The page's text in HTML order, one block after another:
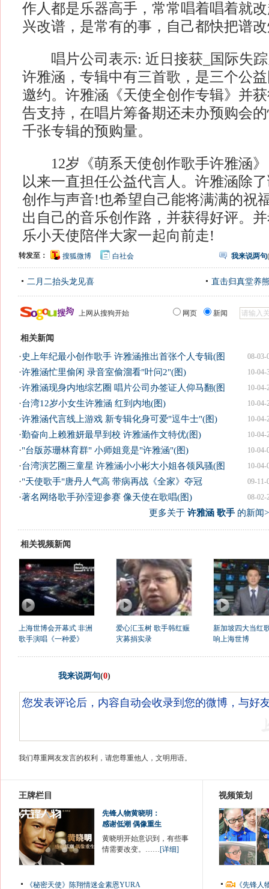
作人都是乐器高手，常常唱着唱着就
兴改谱，是常有的事，自己都快把谱
唱片公司表示: 近日接获_国际失踪
许雅涵，专辑中有三首歌，是三个公
邀约。许雅涵《天使全创作专辑》并
告支持，在唱片筹备期还未办预购会
千张专辑的预购量。
12岁《萌系天使创作歌手许雅涵》
以来一直担任公益代言人。许雅涵除
创作与声音!也希望自己能将满满的祝
出自己的音乐创作路，并获得好评。
乐小天使陪伴大家一起向前走!
转发至： 搜狐微博 白社会 我来说两句(
二月二抬头龙见喜 直击归真堂养
上网从搜狗开始 网页 新闻
相关新闻
08-03-
·史上年纪最小创作歌手 许雅涵推出首张个人专辑(图
10-04-
·许雅涵忙里偷闲 录音室偷溜看"叶问2"(图)
10-04-
·许雅涵现身内地综艺圈 唱片公司办签证人仰马翻(图
10-04-
·台湾12岁小女生许雅涵 红到内地(图)
10-04-
·许雅涵代言线上游戏 新专辑化身可爱"逗牛士"(图)
10-04-
·勤奋向上赖雅妍最早到校 许雅涵作文特优(图)
10-04-
·"台版苏珊林育群" 小师姐竟是"许雅涵"(图)
10-04-
·台湾演艺圈三童星 许雅涵小小彬大小姐各领风骚(图
09-11-
·"天使歌手"唐丹人气高 带病再战《全家》夺冠
08-02-
·著名网络歌手孙滢迎参赛 像天使在歌唱(图)
更多关于 许雅涵 歌手的新闻
相关视频新闻
上海世博会开幕式 非洲
歌手演唱《一种爱》
爱心汇玉树 歌手韩红赈
灾募捐实录
新加坡四大当红
响上海世博
我来说两句(0)
我们尊重网友发言的权利，请您尊重他人，文明用语。
王牌栏目
先锋人物黄晓明：
感谢低潮 偶像重生
黄晓明开始意识到，有些事
情需要改变。……[详细]
《秘密天使》陈翔情迷金素恩YURA
视频策划
《先锋